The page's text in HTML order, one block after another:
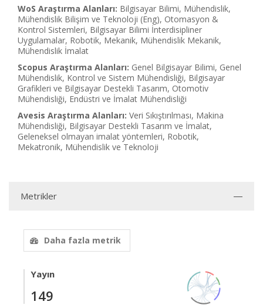
WoS Araştırma Alanları: Bilgisayar Bilimi, Mühendislik,
Mühendislik Bilişim ve Teknoloji (Eng), Otomasyon &
Kontrol Sistemleri, Bilgisayar Bilimi İnterdisipliner
Uygulamalar, Robotik, Mekanik, Mühendislik Mekanik,
Mühendislik İmalat
Scopus Araştırma Alanları: Genel Bilgisayar Bilimi, Genel
Mühendislik, Kontrol ve Sistem Mühendisliği, Bilgisayar
Grafikleri ve Bilgisayar Destekli Tasarım, Otomotiv
Mühendisliği, Endüstri ve İmalat Mühendisliği
Avesis Araştırma Alanları: Veri Sıkıştırılması, Makina
Mühendisliği, Bilgisayar Destekli Tasarım ve İmalat,
Geleneksel olmayan imalat yöntemleri, Robotik,
Mekatronik, Mühendislik ve Teknoloji
Metrikler
Daha fazla metrik
Yayın
149